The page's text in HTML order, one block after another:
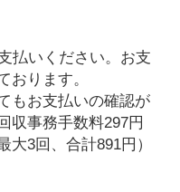
払いください。お支
おります。
もお支払いの確認が
収事務手数料297円
大3回、合計891円）